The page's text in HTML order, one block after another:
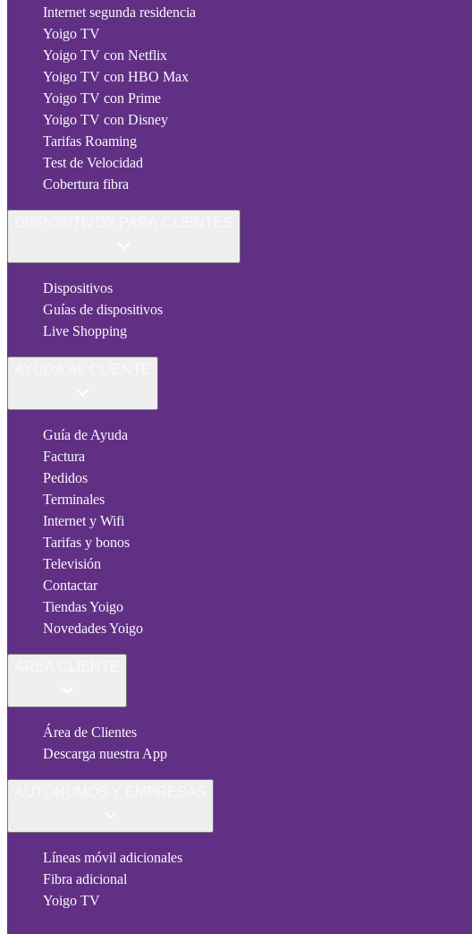
Internet segunda residencia
Yoigo TV
Yoigo TV con Netflix
Yoigo TV con HBO Max
Yoigo TV con Prime
Yoigo TV con Disney
Tarifas Roaming
Test de Velocidad
Cobertura fibra
Dispositivos
Guías de dispositivos
Live Shopping
Guía de Ayuda
Factura
Pedidos
Terminales
Internet y Wifi
Tarifas y bonos
Televisión
Contactar
Tiendas Yoigo
Novedades Yoigo
Área de Clientes
Descarga nuestra App
Líneas móvil adicionales
Fibra adicional
Yoigo TV